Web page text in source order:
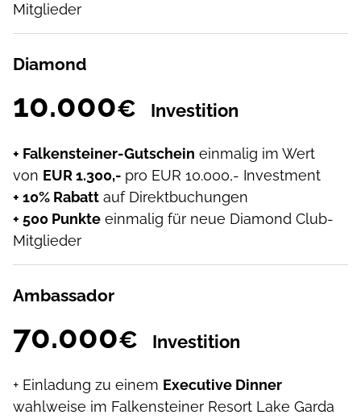
Mitglieder
Diamond
10.000€ Investition
+ Falkensteiner-Gutschein einmalig im Wert
von EUR 1.300,- pro EUR 10.000,- Investment
+ 10% Rabatt auf Direktbuchungen
+ 500 Punkte einmalig für neue Diamond Club-
Mitglieder
Ambassador
70.000€ Investition
+ Einladung zu einem Executive Dinner
wahlweise im Falkensteiner Resort Lake Garda